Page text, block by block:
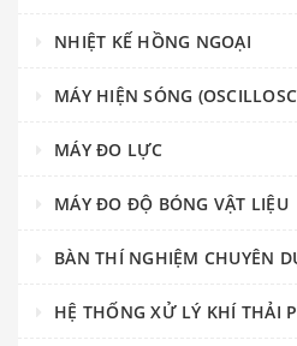
NHIỆT KẾ HỒNG NGOẠI
MÁY HIỆN SÓNG
MÁY ĐO LỰC
MÁY ĐO ĐỘ BÓNG VẬT LIỆU
BÀN THÍ NGHIỆM CHUYÊN
HỆ THỐNG XỬ LÝ KHÍ THẢI